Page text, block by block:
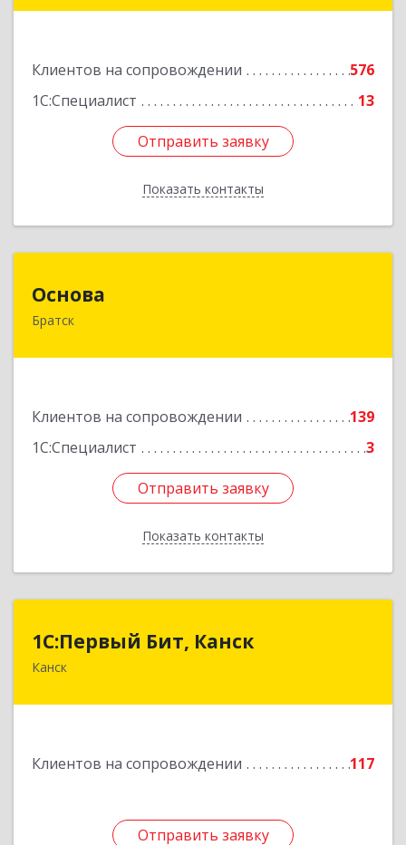
Клиентов на сопровождении
576
1С:Специалист
13
Отправить заявку
Показать контакты
Отправить заявку
Назад
Основа
Братск
Клиентов на сопровождении
139
1С:Специалист
3
Отправить заявку
Показать контакты
Отправить заявку
Назад
1С:Первый Бит, Канск
Канск
Клиентов на сопровождении 117
Отправить заявку
Отправить заявку